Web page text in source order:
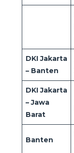
DKI Jakarta
– Banten
DKI Jakarta
– Jawa
Barat
Banten